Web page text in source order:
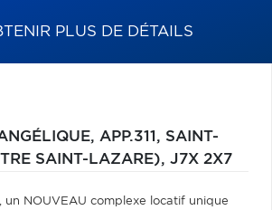
PLUS DE DÉTAILS
APP.311, SAINT-
SAINT-LAZARE), J7X 2X7
un NOUVEAU complexe locatif unique